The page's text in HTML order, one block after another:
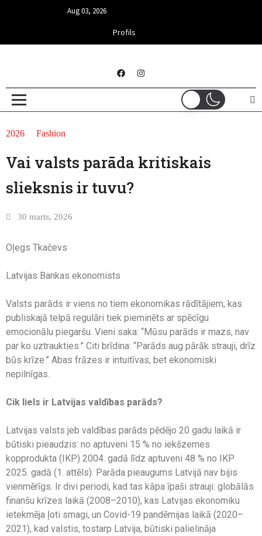
Aug 03, 2026
Profils
2026 Fashion
Vai valsts parāda kritiskais
slieksnis ir tuvu?
30 marts, 2026
Oļegs Tkačevs
Latvijas Bankas ekonomists
Valsts parāds ir viens no tiem ekonomikas rādītājiem, kas
publiskajā telpā regulāri tiek pieminēts ar spēcīgu
emocionālu piegaršu. Vieni saka: “Mūsu parāds ir mazs, nav
par ko uztraukties.” Citi brīdina: “Parāds aug pārāk strauji, drīz
būs krīze.” Abas frāzes ir intuitīvas, bet ekonomiski
nepilnīgas.
Cik liels ir Latvijas valdības parāds?
Latvijas valsts jeb valdības parāds pēdējo 20 gadu laikā ir
būtiski pieaudzis: no aptuveni 15 % no iekšzemes
kopprodukta (IKP) 2004. gadā līdz aptuveni 48 % no IKP
2025. gadā (1. attēls). Parāda pieaugums Latvijā nav bijis
vienmērīgs. Ir divi periodi, kad tas kāpa īpaši strauji: globālās
finanšu krīzes laikā (2008–2010), kas Latvijas ekonomiku
ietekmēja ļoti smagi, un Covid-19 pandēmijas laikā (2020–
2021), kad valstis, tostarp Latvija, būtiski palielināja